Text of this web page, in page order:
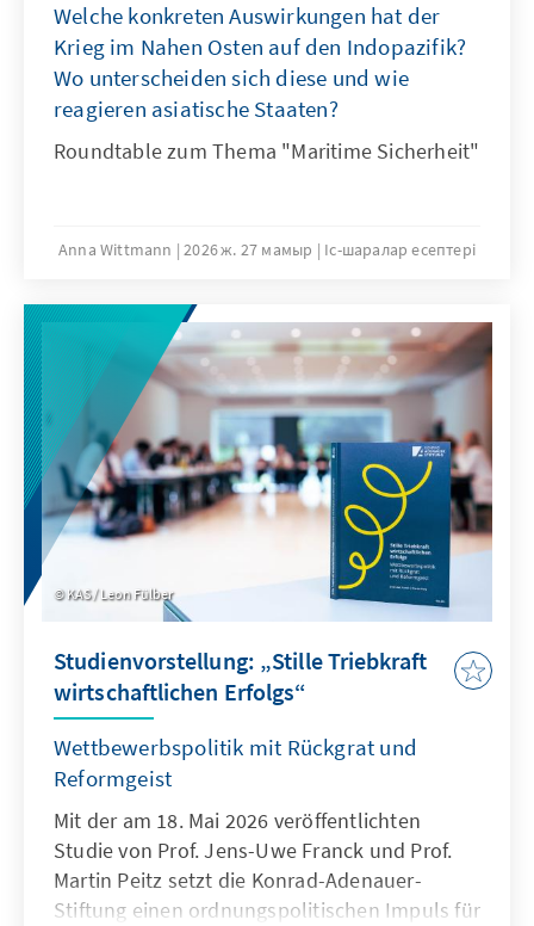
Welche konkreten Auswirkungen hat der
Krieg im Nahen Osten auf den Indopazifik?
Wo unterscheiden sich diese und wie
reagieren asiatische Staaten?
Roundtable zum Thema "Maritime Sicherheit"
Anna Wittmann 2026 ж. 27 мамыр Іс-шаралар есептері
KAS / Leon Fülber
Studienvorstellung: „Stille Triebkraft
wirtschaftlichen Erfolgs“
Wettbewerbspolitik mit Rückgrat und
Reformgeist
Mit der am 18. Mai 2026 veröffentlichten
Studie von Prof. Jens-Uwe Franck und Prof.
Martin Peitz setzt die Konrad-Adenauer-
Stiftung einen ordnungspolitischen Impuls für